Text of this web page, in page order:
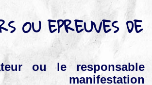
OU EPREUVES DE
ou le responsable
manifestation